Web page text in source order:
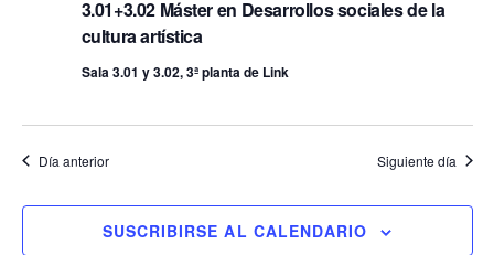
3.01+3.02 Máster en Desarrollos sociales de la
cultura artística
Sala 3.01 y 3.02, 3ª planta de Link
Día anterior Siguiente día
SUSCRIBIRSE AL CALENDARIO